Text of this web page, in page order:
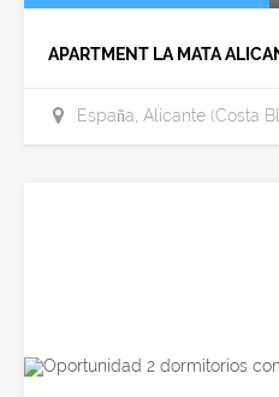
APARTMENT LA MATA
España, Alicante (Costa